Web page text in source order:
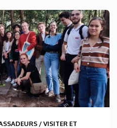
/VISITER ET